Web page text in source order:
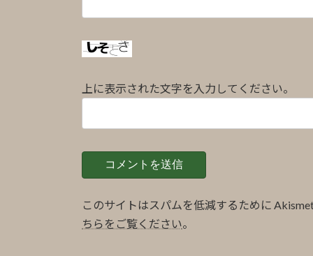
上に表示された文字を入力してください。
このサイトはスパムを低減するために Akismet
ちらをご覧ください。